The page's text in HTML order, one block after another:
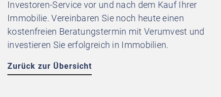
Investoren-Service vor und nach dem Kauf Ihrer
Immobilie. Vereinbaren Sie noch heute einen
kostenfreien Beratungstermin mit Verumvest und
investieren Sie erfolgreich in Immobilien.
Zurück zur Übersicht